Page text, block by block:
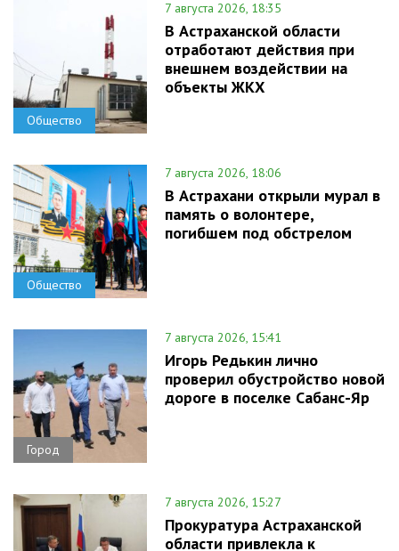
Общество
7 августа 2026, 18:35
В Астраханской области
отработают действия при
внешнем воздействии на
объекты ЖКХ
Общество
7 августа 2026, 18:06
В Астрахани открыли мурал в
память о волонтере,
погибшем под обстрелом
Город
7 августа 2026, 15:41
Игорь Редькин лично
проверил обустройство новой
дороге в поселке Сабанс-Яр
7 августа 2026, 15:27
Прокуратура Астраханской
области привлекла к